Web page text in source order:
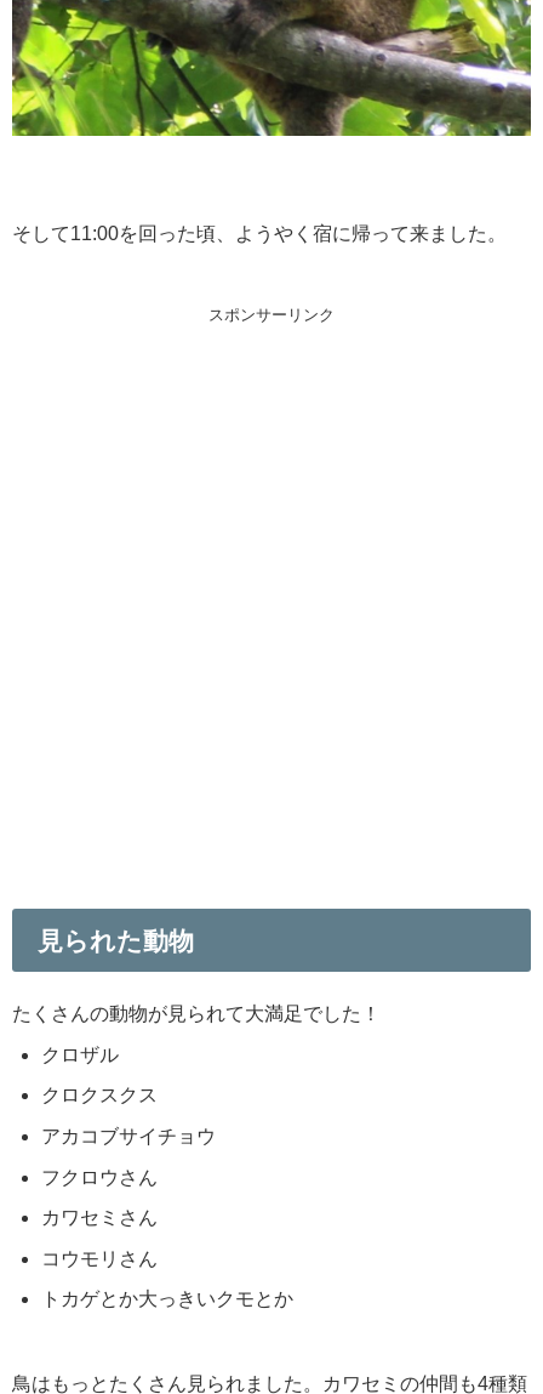
そして11:00を回った頃、ようやく宿に帰って来ました。
スポンサーリンク
見られた動物
たくさんの動物が見られて大満足でした！
クロザル
クロクスクス
アカコブサイチョウ
フクロウさん
カワセミさん
コウモリさん
トカゲとか大っきいクモとか
鳥はもっとたくさん見られました。カワセミの仲間も4種類